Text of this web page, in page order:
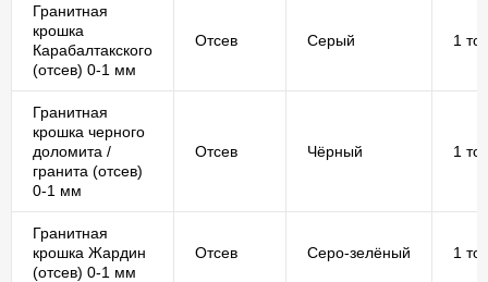
Гранитная
крошка
Карабалтакского
(отсев) 0-1 мм
Отсев Серый 1
Гранитная
крошка черного
доломита /
гранита (отсев)
0-1 мм
Отсев Чёрный 1
Гранитная
крошка Жардин
(отсев) 0-1 мм
Отсев Серо-зелёный 1